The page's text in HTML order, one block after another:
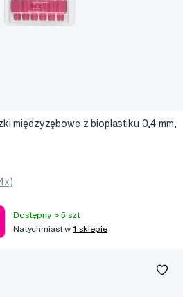
międzyzębowe z bioplastiku 0,4 mm,
Dostępny > 5 szt
Natychmiast w1 sklepie